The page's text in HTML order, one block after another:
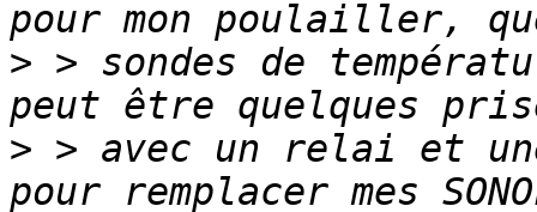
> > sondes de
> > avec un relai et